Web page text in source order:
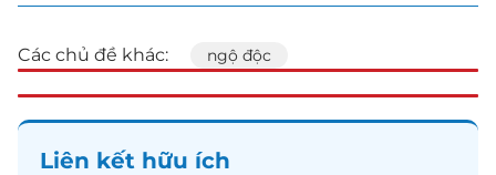
Các chủ đề khác: ngộ độc
Liên kết hữu ích